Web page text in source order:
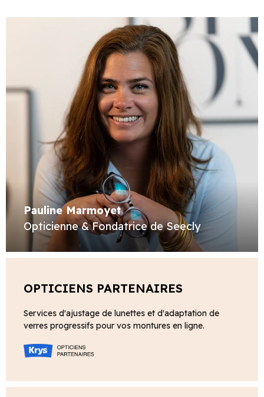
Pauline Marmoyet
Opticienne & Fondatrice de Seecly
OPTICIENS PARTENAIRES
Services d'ajustage de lunettes et d'adaptation de
verres progressifs pour vos montures en ligne.